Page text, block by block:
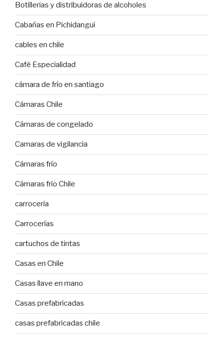
Botillerias y distribuidoras de alcoholes
Cabañas en Pichidangui
cables en chile
Café Especialidad
cámara de frío en santiago
Cámaras Chile
Cámaras de congelado
Camaras de vigilancia
Cámaras frío
Cámaras frío Chile
carroceria
Carrocerías
cartuchos de tintas
Casas en Chile
Casas llave en mano
Casas prefabricadas
casas prefabricadas chile